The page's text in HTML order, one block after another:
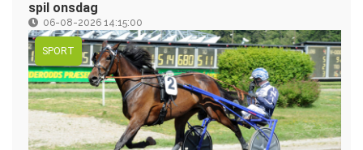
spil onsdag
06-08-2026 14:15:00
SPORT